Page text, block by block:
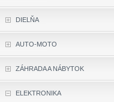
DIELŇA
AUTO-MOTO
ZÁHRADA A NÁBYTOK
ELEKTRONIKA